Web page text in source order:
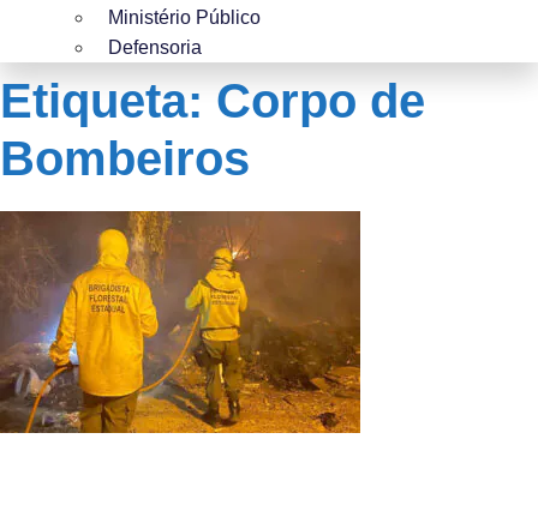
Ministério Público
Defensoria
Etiqueta: Corpo de
Bombeiros